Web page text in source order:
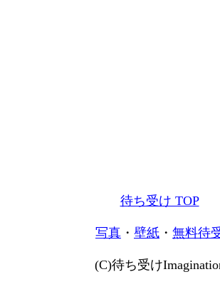
待ち受け TOP
写真 ・ 壁紙 ・ 無料待
(C)待ち受け